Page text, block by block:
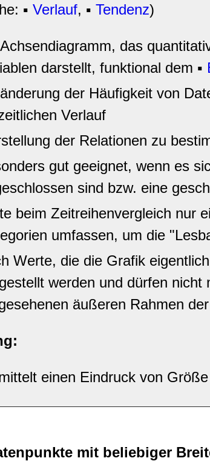
▪ Verlauf, ▪ Tendenz)
das
darstellt, funktional dem ▪
der Häufigkeit von
Verlauf
der Relationen zu
gut geeignet, wenn es
sind bzw. eine
beim Zeitreihenvergleich nur
umfassen, um die
Werte, die die Grafik
werden und dürfen nicht
äußeren Rahmen
einen Eindruck von
mit beliebiger